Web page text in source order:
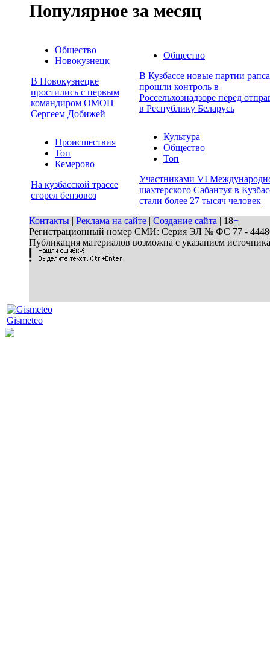
Популярное за месяц
Общество
Новокузнецк
В Новокузнецке
простились с первым
командиром ОМОН
Сергеем Добижей
Общество
В Кузбассе новые партии рапса
прошли контроль в
Россельхознадзоре перед
в Республику Беларусь
Происшествия
Топ
Кемерово
На кузбасской трассе
сгорел бензовоз
Культура
Общество
Топ
Участниками VI
шахтерского Сабантуя в
стали более 27 тысяч человек
Контакты | Реклама на сайте | Создание сайта | 18+
Регистрационный номер СМИ: Серия ЭЛ № ФС 77 - 44486
Публикация материалов возможна с указанием
Gismeteo